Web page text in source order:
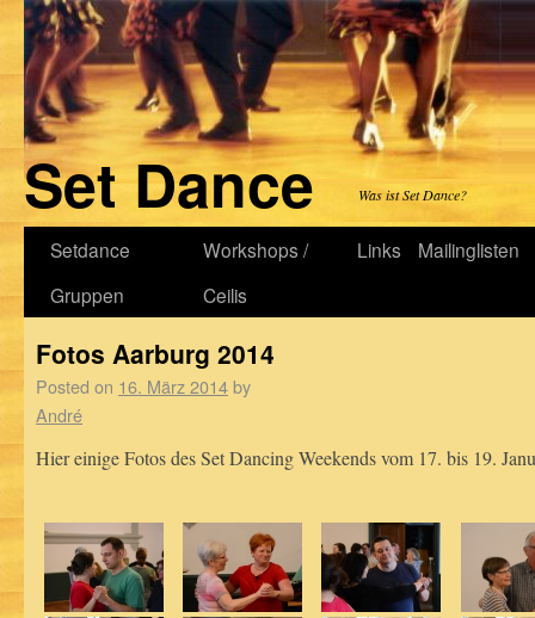
Set Dance Was ist Set Dance?
Setdance
Gruppen
Workshops /
Ceilis
Links Mailinglisten
Fotos Aarburg 2014
Posted on 16. März 2014by
André
Hier einige Fotos des Set Dancing Weekends vom 17. bis 19.